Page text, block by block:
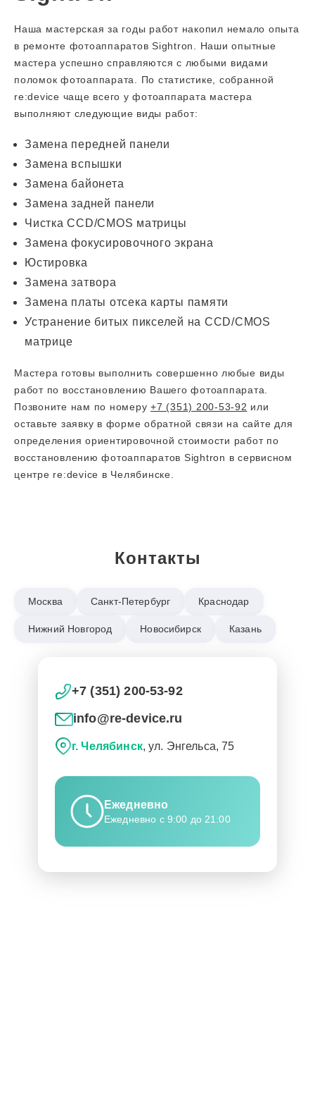
Наша мастерская за годы работ накопил немало опыта
в ремонте фотоаппаратов Sightron. Наши опытные
мастера успешно справляются с любыми видами
поломок фотоаппарата. По статистике, собранной
re:device чаще всего у фотоаппарата мастера
выполняют следующие виды работ:
Замена передней панели
Замена вспышки
Замена байонета
Замена задней панели
Чистка CCD/CMOS матрицы
Замена фокусировочного экрана
Юстировка
Замена затвора
Замена платы отсека карты памяти
Устранение битых пикселей на CCD/CMOS
матрице
Мастера готовы выполнить совершенно любые виды
работ по восстановлению Вашего фотоаппарата.
Позвоните нам по номеру +7 (351) 200-53-92 или
оставьте заявку в форме обратной связи на сайте для
определения ориентировочной стоимости работ по
восстановлению фотоаппаратов Sightron в сервисном
центре re:device в Челябинске.
Контакты
Москва Санкт-Петербург Краснодар
Нижний Новгород Новосибирск Казань
+7 (351) 200-53-92
info@re-device.ru
г. Челябинск, ул. Энгельса, 75
Ежедневно
Ежедневно с 9:00 до 21:00